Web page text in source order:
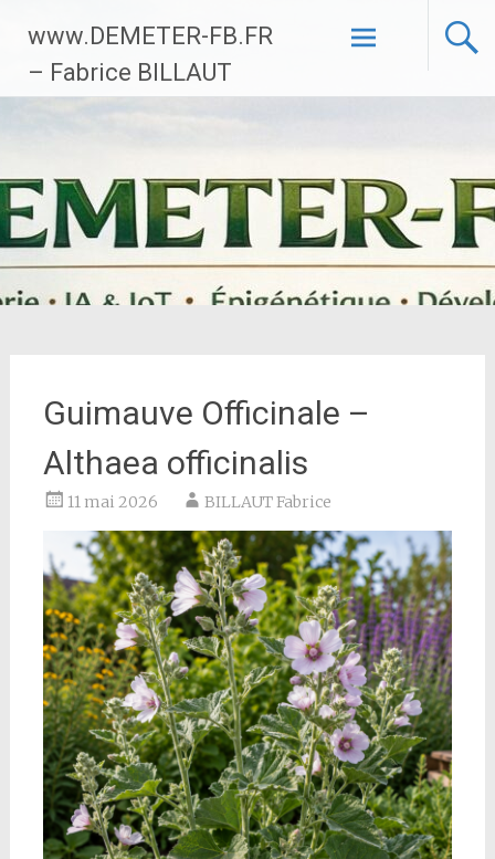
contenu
principal
www.DEMETER-FB.FR
– Fabrice BILLAUT
Guimauve Officinale –
Althaea officinalis
11 mai 2026 BILLAUT Fabrice